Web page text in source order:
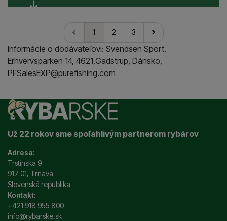
1 2 3
nasledujúci
Informácie o dodávateľovi: Svendsen Sport,
Erhvervsparken 14, 4621,Gadstrup, Dánsko,
PFSalesEXP@purefishing.com
Už 22 rokov sme spoľahlivým partnerom rybárov
Adresa:
Trstínska 9
917 01, Trnava
Slovenská republika
Kontakt:
+421 918 955 800
info@rybarske.sk